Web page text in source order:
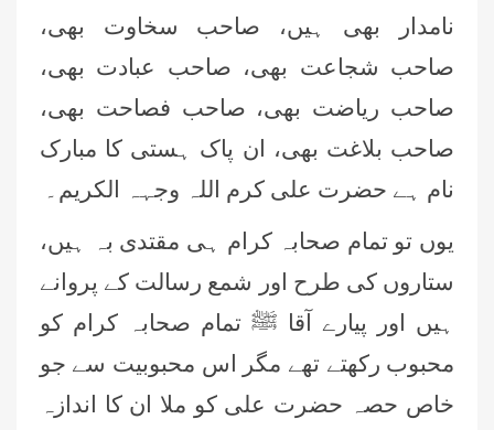
نامدار بھی ہیں، صاحب سخاوت بھی،
صاحب شجاعت بھی، صاحب عبادت بھی،
صاحب ریاضت بھی، صاحب فصاحت بھی،
صاحب بلاغت بھی، ان پاک ہستی کا مبارک
نام ہے حضرت علی کرم اللہ وجہہ الکریم۔
یوں تو تمام صحابہ کرام ہی مقتدی بہ ہیں،
ستاروں کی طرح اور شمع رسالت کے پروانے
ہیں اور پیارے آقا ﷺ تمام صحابہ کرام کو
محبوب رکھتے تھے مگر اس محبوبیت سے جو
خاص حصہ حضرت علی کو ملا ان کا اندازہ